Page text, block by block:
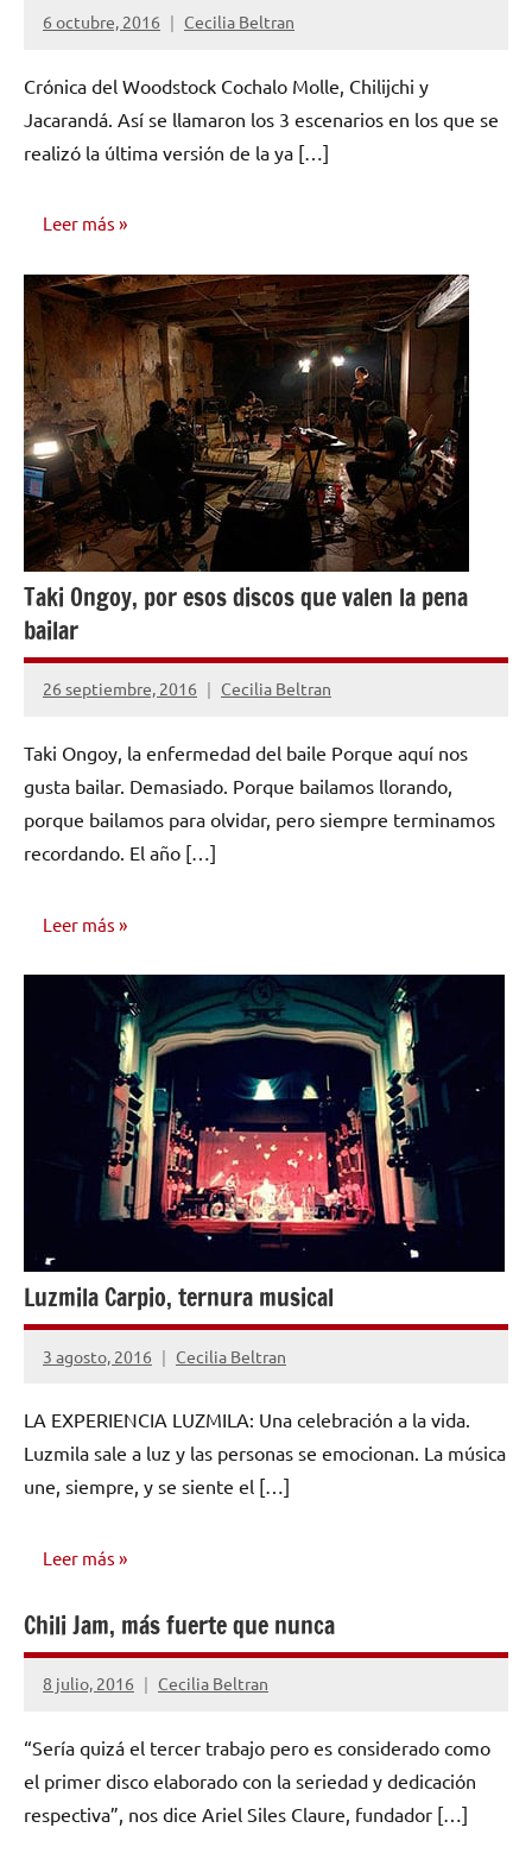
6 octubre, 2016 Cecilia Beltran
No
comentarios
Crónica del Woodstock Cochalo Molle, Chilijchi y
Jacarandá. Así se llamaron los 3 escenarios en los que se
realizó la última versión de la ya […]
Leer más
OPINIÓN
Taki Ongoy, por esos discos que valen la pena
bailar
26 septiembre, 2016 Cecilia Beltran
No
comentarios
Taki Ongoy, la enfermedad del baile Porque aquí nos
gusta bailar. Demasiado. Porque bailamos llorando,
porque bailamos para olvidar, pero siempre terminamos
recordando. El año […]
Leer más
INVESTIGACIÓN
Luzmila Carpio, ternura musical
3 agosto, 2016 Cecilia Beltran
No
comentarios
LA EXPERIENCIA LUZMILA: Una celebración a la vida.
Luzmila sale a luz y las personas se emocionan. La música
une, siempre, y se siente el […]
Leer más
OPINIÓN
Chili Jam, más fuerte que nunca
8 julio, 2016 Cecilia Beltran
No
comentarios
“Sería quizá el tercer trabajo pero es considerado como
el primer disco elaborado con la seriedad y dedicación
respectiva”, nos dice Ariel Siles Claure, fundador […]